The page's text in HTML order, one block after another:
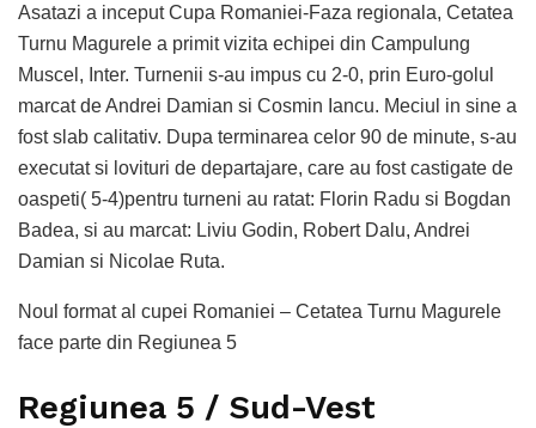
Asatazi a inceput Cupa Romaniei-Faza regionala, Cetatea
Turnu Magurele a primit vizita echipei din Campulung
Muscel, Inter. Turnenii s-au impus cu 2-0, prin Euro-golul
marcat de Andrei Damian si Cosmin Iancu. Meciul in sine a
fost slab calitativ. Dupa terminarea celor 90 de minute, s-au
executat si lovituri de departajare, care au fost castigate de
oaspeti( 5-4)pentru turneni au ratat: Florin Radu si Bogdan
Badea, si au marcat: Liviu Godin, Robert Dalu, Andrei
Damian si Nicolae Ruta.
Noul format al cupei Romaniei – Cetatea Turnu Magurele
face parte din Regiunea 5
Regiunea 5 / Sud-Vest